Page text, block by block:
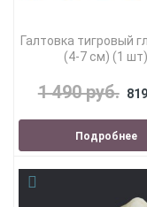
Галтовка тигровый
(4-7 см) (1 шт)
1 490 руб.
Подробнее